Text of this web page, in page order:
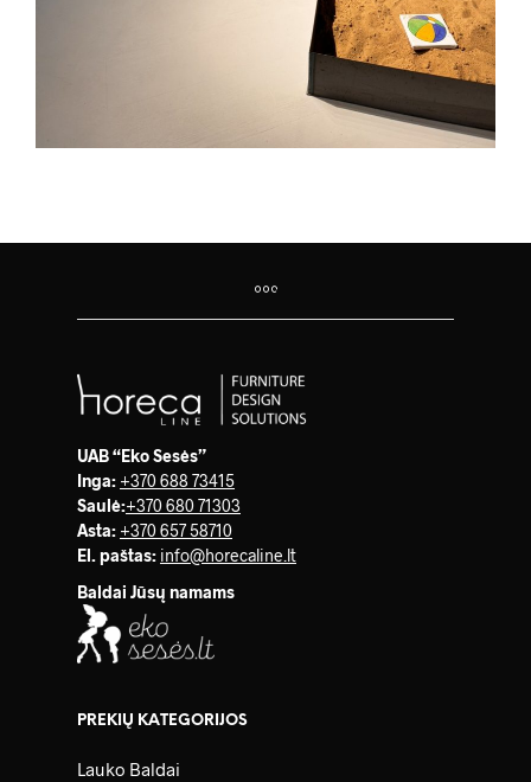
UAB “Eko Sesės”
Inga: +370 688 73415
Saulė:+370 680 71303
Asta: +370 657 58710
El. paštas: info@horecaline.lt
Baldai Jūsų namams
PREKIŲ KATEGORIJOS
Lauko Baldai